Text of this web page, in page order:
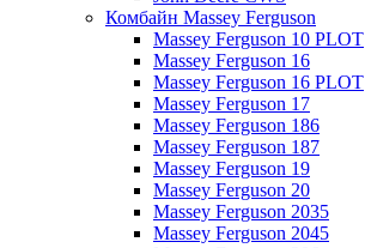
Комбайн Massey Ferguson
Massey Ferguson 10 PLOT
Massey Ferguson 16
Massey Ferguson 16 PLOT
Massey Ferguson 17
Massey Ferguson 186
Massey Ferguson 187
Massey Ferguson 19
Massey Ferguson 20
Massey Ferguson 2035
Massey Ferguson 2045